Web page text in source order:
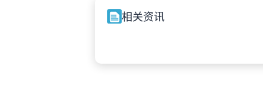
相关资讯